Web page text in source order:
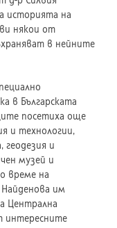
историята на
някои от
в нейните
в Българската
посетиха още
и технологии,
геодезия и
музей и
време на
им
Централна
интересните